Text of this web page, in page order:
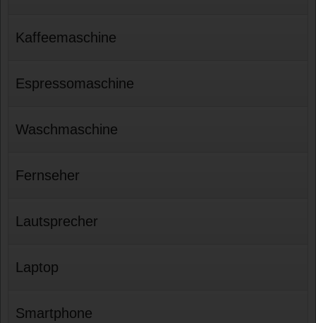
Kaffeemaschine
Espressomaschine
Waschmaschine
Fernseher
Lautsprecher
Laptop
Smartphone